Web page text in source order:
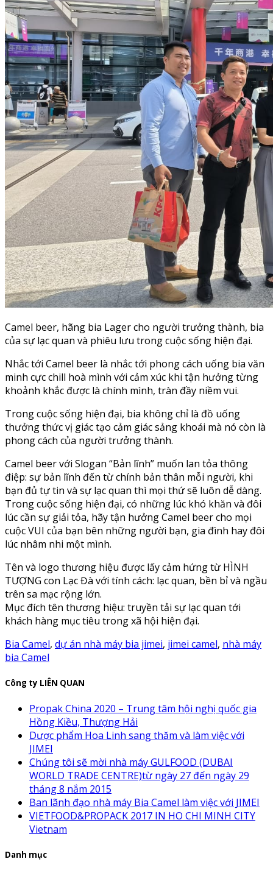
Camel beer, hãng bia Lager cho người trưởng thành, bia
của sự lạc quan và phiêu lưu trong cuộc sống hiện đại.
Nhắc tới Camel beer là nhắc tới phong cách uống bia văn
minh cực chill hoà mình với cảm xúc khi tận hưởng từng
khoảnh khắc được là chính mình, tràn đầy niềm vui.
Trong cuộc sống hiện đại, bia không chỉ là đồ uống
thưởng thức vị giác tạo cảm giác sảng khoái mà nó còn là
phong cách của người trưởng thành.
Camel beer với Slogan “Bản lĩnh” muốn lan tỏa thông
điệp: sự bản lĩnh đến từ chính bản thân mỗi người, khi
bạn đủ tự tin và sự lạc quan thì mọi thứ sẽ luôn dễ dàng.
Trong cuộc sống hiện đại, có những lúc khó khăn và đôi
lúc cần sự giải tỏa, hãy tận hưởng Camel beer cho mọi
cuộc VUI của bạn bên những người bạn, gia đình hay đôi
lúc nhâm nhi một mình.
Tên và logo thương hiệu được lấy cảm hứng từ HÌNH
TƯỢNG con Lạc Đà với tính cách: lạc quan, bền bỉ và ngầu
trên sa mạc rộng lớn.
Mục đích tên thương hiệu: truyền tải sự lạc quan tới
khách hàng mục tiêu trong xã hội hiện đại.
Bia Camel, dự án nhà máy bia jimei, jimei camel, nhà máy
bia Camel
Công ty LIÊN QUAN
Propak China 2020 – Trung tâm hội nghị quốc gia
Hồng Kiều, Thượng Hải
Dược phẩm Hoa Linh sang thăm và làm việc với
JIMEI
Chúng tôi sẽ mời nhà máy GULFOOD (DUBAI
WORLD TRADE CENTRE)từ ngày 27 đến ngày 29
tháng 8 nắm 2015
Ban lãnh đạo nhà máy Bia Camel làm việc với JIMEI
VIETFOOD&PROPACK 2017 IN HO CHI MINH CITY
Vietnam
Danh mục